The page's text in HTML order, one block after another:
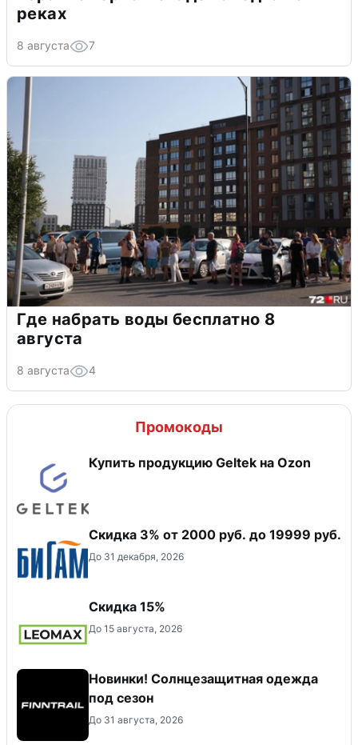
реках
8 августа 7
Где набрать воды бесплатно 8
августа
8 августа 4
Промокоды
Купить продукцию Geltek на Ozon
​Скидка 3% от 2000 руб. до 19999 руб.
До 31 декабря, 2026
Скидка 15%
До 15 августа, 2026
Новинки! Солнцезащитная одежда
под сезон
До 31 августа, 2026